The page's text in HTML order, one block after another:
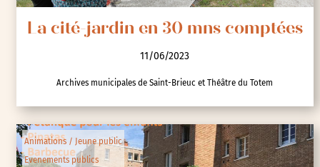
La cité-jardin en 30 mns comptées
11/06/2023